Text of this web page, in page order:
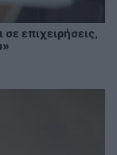
επιχειρήσεις,